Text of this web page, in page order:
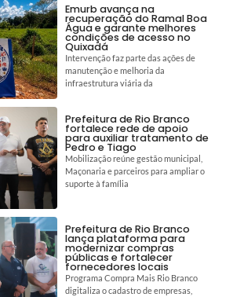
Emurb avança na
recuperação do Ramal Boa
Água e garante melhores
condições de acesso no
Quixadá
Intervenção faz parte das ações de
manutenção e melhoria da
infraestrutura viária da
Prefeitura de Rio Branco
fortalece rede de apoio
para auxiliar tratamento de
Pedro e Tiago
Mobilização reúne gestão municipal,
Maçonaria e parceiros para ampliar o
suporte à família
Prefeitura de Rio Branco
lança plataforma para
modernizar compras
públicas e fortalecer
fornecedores locais
Programa Compra Mais Rio Branco
digitaliza o cadastro de empresas,